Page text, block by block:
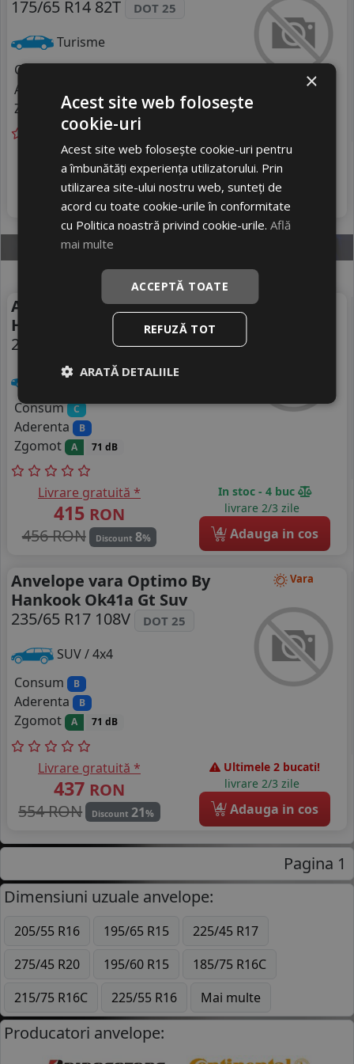
175/65 R14 82T DOT 25
Turisme
Consum
Aderenta
Zgomot A 69 dB
Livrare gratuită *
234RON
256 RON
Discount
In stoc - peste 12 buc
livrare 2/3 zile
4 Adauga in cos
Anvelope vara Optimo By
Hankook Ok41 Gt
235/40 R18 95Y DOT 26
Turisme
Consum C
Aderenta B
Zgomot A 71 dB
Livrare gratuită *
415 RON
456 RON
Discount 8%
In stoc - 4 buc
livrare 2/3 zile
4 Adauga in cos
Vara
Anvelope vara Optimo By
Hankook Ok41a Gt Suv
235/65 R17 108V
DOT 25
SUV / 4x4
Consum
B
Aderenta B
Zgomot A 71 dB
Livrare gratuită *
437 RON
554 RON
Discount 21%
Ultimele 2 bucati!
livrare 2/3 zile
4 Adauga in cos
Pagina 1
Dimensiuni uzuale anvelope:
205/55 R16 195/65 R15
225/45 R17
275/45 R20
195/60 R15
185/75 R16C
215/75 R16C
225/55 R16 Mai multe
Producatori anvelope:
×
Acest site web folosește
cookie-uri
Acest site web folosește cookie-uri pentru
a îmbunătăți experiența utilizatorului. Prin
utilizarea site-ului nostru web, sunteți de
acord cu toate cookie-urile în conformitate
cu Politica noastră privind cookie-urile.Află
mai multe
ACCEPTĂ TOATE
REFUZĂ TOT
ARATĂ DETALIILE